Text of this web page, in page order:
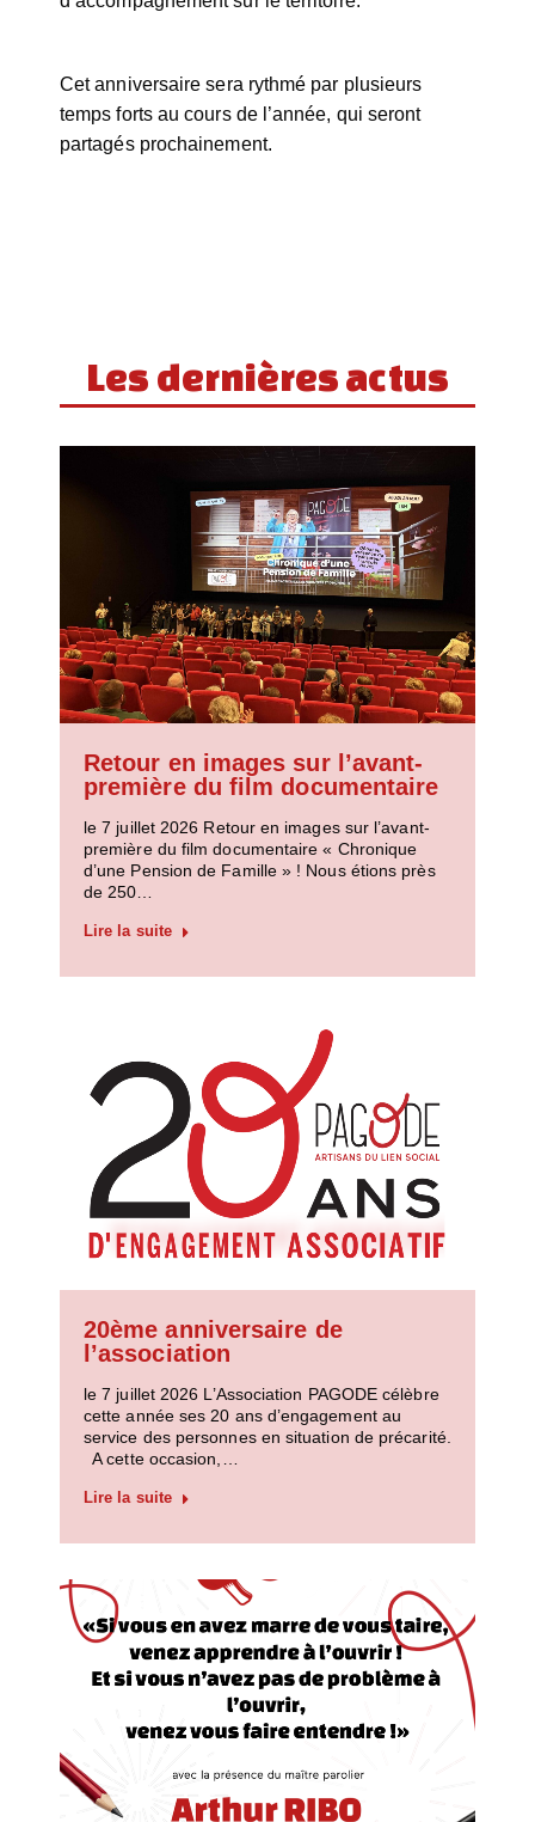
Cet anniversaire sera rythmé par plusieurs
temps forts au cours de l’année, qui seront
partagés prochainement.
Les dernières actus
Retour en images sur l’avant-
première du film documentaire
le 7 juillet 2026 Retour en images sur l’avant-
première du film documentaire « Chronique
d’une Pension de Famille » ! Nous étions près
de 250…
Lire la suite
20ème anniversaire de
l’association
le 7 juillet 2026 L’Association PAGODE célèbre
cette année ses 20 ans d’engagement au
service des personnes en situation de précarité.
A cette occasion,…
Lire la suite